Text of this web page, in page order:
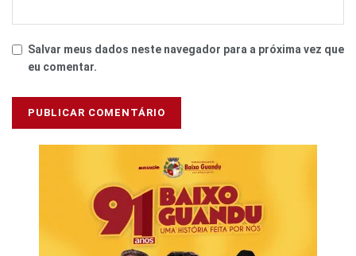
Salvar meus dados neste navegador para a próxima vez que
eu comentar.